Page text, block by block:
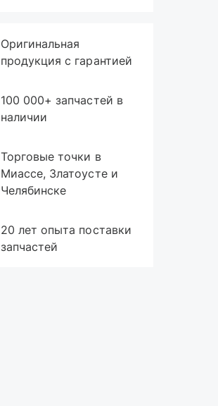
Оригинальная
продукция с гарантией
100 000+ запчастей в
наличии
Торговые точки в
Миассе, Златоусте и
Челябинске
20 лет опыта поставки
запчастей